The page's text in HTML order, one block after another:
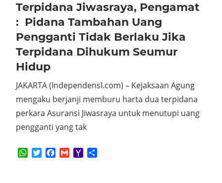
Terpidana Jiwasraya, Pengamat
: Pidana Tambahan Uang
Pengganti Tidak Berlaku Jika
Terpidana Dihukum Seumur
Hidup
JAKARTA (IndependensI.com) – Kejaksaan Agung
mengaku berjanji memburu harta dua terpidana
perkara Asuransi Jiwasraya untuk menutupi uang
pengganti yang tak
WhatsApp
TwitterFacebook
GmailYahoo